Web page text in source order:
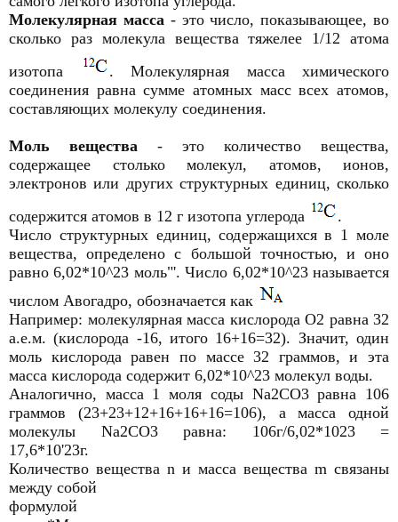
Молекулярная масса- это число, показывающее, во
сколько раз молекула вещества тяжелее 1/12 атома
изотопа
. Молекулярная масса химического
соединения равна сумме атомных масс всех атомов,
составляющих молекулу соединения.
Моль вещества - это количество вещества,
содержащее столько молекул, атомов, ионов,
электронов или других структурных единиц, сколько
содержится атомов в 12 г изотопа углерода
.
Число структурных единиц, содержащихся в 1 моле
вещества, определено с большой точностью, и оно
равно 6,02*10^23 моль"'. Число 6,02*10^23 называется
числом Авогадро, обозначается как
Например: молекулярная масса кислорода О2 равна 32
а.е.м. (кислорода -16, итого 16+16=32). Значит, один
моль кислорода равен по массе 32 граммов, и эта
масса кислорода содержит 6,02*10^23 молекул воды.
Аналогично, масса 1 моля соды Na2СО3 равна 106
граммов (23+23+12+16+16+16=106), а масса одной
молекулы Na2CO3 равна: 106г/6,02*1023 =
17,6*10'23г.
Количество вещества n и масса вещества m связаны
между собой
формулой